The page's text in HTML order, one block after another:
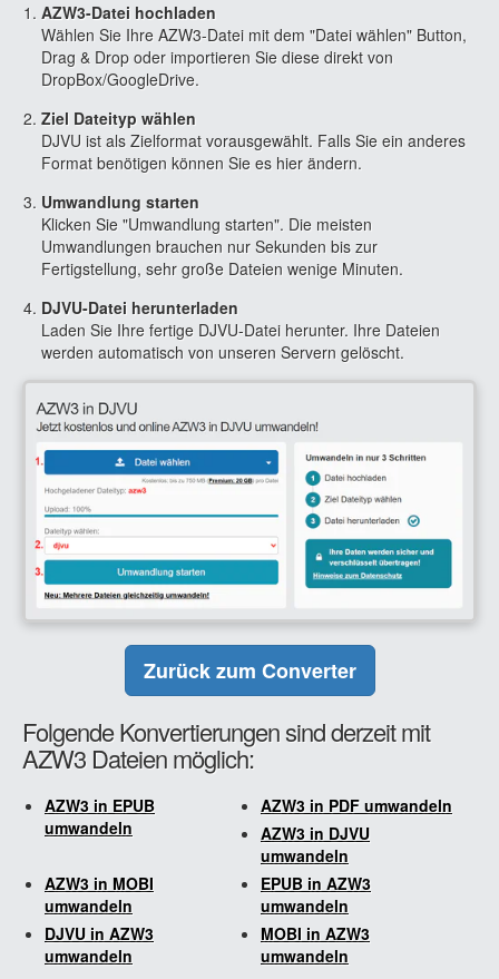
AZW3-Datei hochladen
Wählen Sie Ihre AZW3-Datei mit dem "Datei wählen" Button,
Drag & Drop oder importieren Sie diese direkt von
DropBox/GoogleDrive.
Ziel Dateityp wählen
DJVU ist als Zielformat vorausgewählt. Falls Sie ein anderes
Format benötigen können Sie es hier ändern.
Umwandlung starten
Klicken Sie "Umwandlung starten". Die meisten
Umwandlungen brauchen nur Sekunden bis zur
Fertigstellung, sehr große Dateien wenige Minuten.
DJVU-Datei herunterladen
Laden Sie Ihre fertige DJVU-Datei herunter. Ihre Dateien
werden automatisch von unseren Servern gelöscht.
Zurück zum Converter
Folgende Konvertierungen sind derzeit mit
AZW3 Dateien möglich:
AZW3 in EPUB
umwandeln
AZW3 in PDF umwandeln
AZW3 in DJVU
umwandeln
AZW3 in MOBI
umwandeln
EPUB in AZW3
umwandeln
DJVU in AZW3
umwandeln
MOBI in AZW3
umwandeln